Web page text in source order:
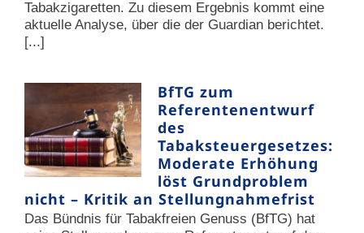
Tabakzigaretten. Zu diesem Ergebnis kommt eine
aktuelle Analyse, über die der Guardian berichtet.
[...]
BfTG zum
Referentenentwurf
des
Tabaksteuergesetzes:
Moderate Erhöhung
löst Grundproblem
nicht – Kritik an Stellungnahmefrist
Das Bündnis für Tabakfreien Genuss (BfTG) hat